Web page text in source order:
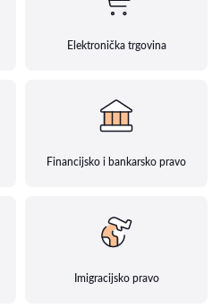
Elektronička trgovina
Financijsko i bankarsko pravo
Imigracijsko pravo